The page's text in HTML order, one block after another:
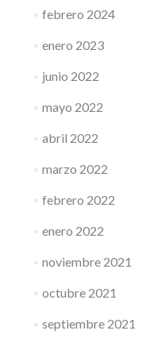
febrero 2024
enero 2023
junio 2022
mayo 2022
abril 2022
marzo 2022
febrero 2022
enero 2022
noviembre 2021
octubre 2021
septiembre 2021